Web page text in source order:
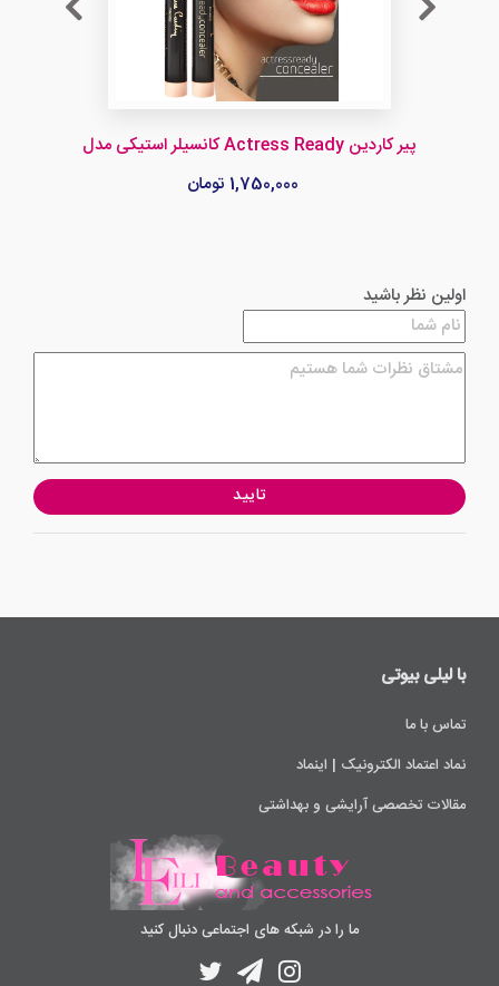
کانسیلر استیکی مدل Actress Ready پیر کاردین
1,750,000 تومان
اولین نظر باشید
تایید
با لیلی ‌بیوتی
تماس با ما
نماد اعتماد الکترونیک | اینماد
مقالات تخصصی آرایشی و بهداشتی
ما را در شبکه های اجتماعی دنبال کنید